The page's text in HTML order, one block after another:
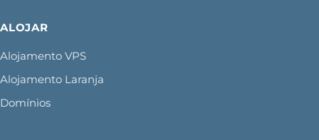
ALOJAR
Alojamento VPS
Alojamento Laranja
Domínios